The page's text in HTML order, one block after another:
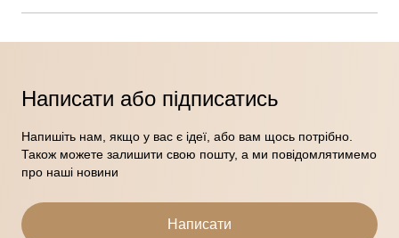
Написати або підписатись
Напишіть нам, якщо у вас є ідеї, або вам щось потрібно.
Також можете залишити свою пошту, а ми повідомлятимемо
про наші новини
Написати